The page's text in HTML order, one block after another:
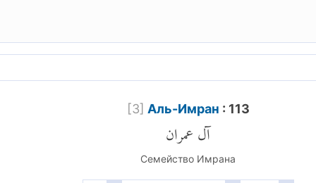
[3] Аль-Имран : 113
آل عمران
Семейство Имрана